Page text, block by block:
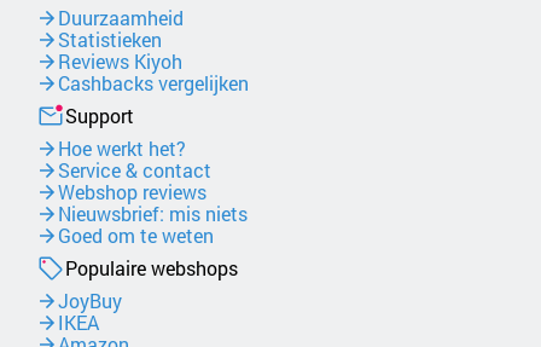
Duurzaamheid
Statistieken
Reviews Kiyoh
Cashbacks vergelijken
Support
Hoe werkt het?
Service & contact
Webshop reviews
Nieuwsbrief: mis niets
Goed om te weten
Populaire webshops
JoyBuy
IKEA